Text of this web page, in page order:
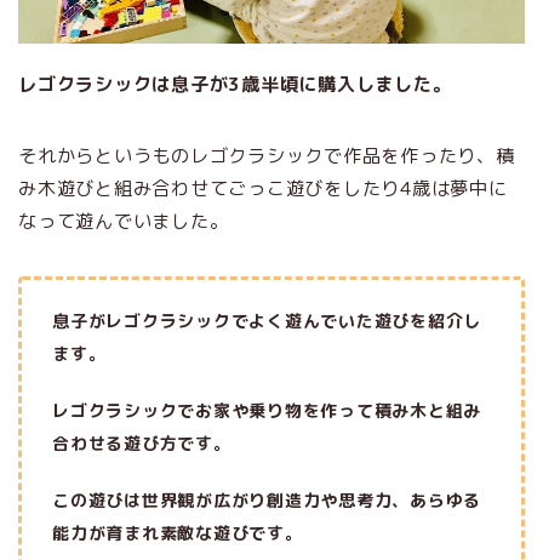
レゴクラシックは息子が3歳半頃に購入しました。
それからというものレゴクラシックで作品を作ったり、積
み木遊びと組み合わせてごっこ遊びをしたり4歳は夢中に
なって遊んでいました。
息子がレゴクラシックでよく遊んでいた遊びを紹介し
ます。
レゴクラシックでお家や乗り物を作って積み木と組み
合わせる遊び方です。
この遊びは世界観が広がり創造力や思考力、あらゆる
能力が育まれ素敵な遊びです。